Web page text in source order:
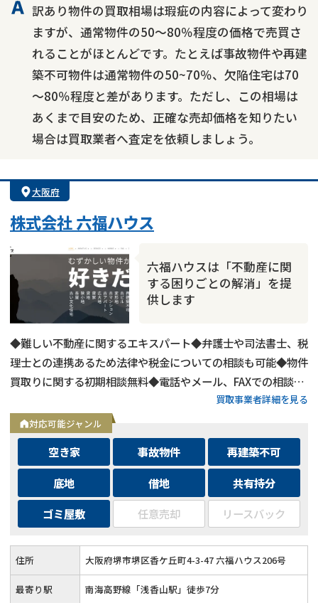
訳あり物件の買取相場は瑕疵の内容によって変わり
ますが、通常物件の50～80％程度の価格で売買さ
れることがほとんどです。たとえば事故物件や再建
築不可物件は通常物件の50~70％、欠陥住宅は70
～80％程度と差があります。ただし、この相場は
あくまで目安のため、正確な売却価格を知りたい
場合は買取業者へ査定を依頼しましょう。
大阪府
株式会社 六福ハウス
六福ハウスは「不動産に関
する困りごとの解消」を提
供します
◆難しい不動産に関するエキスパート◆弁護士や司法書士、税
理士との連携あるため法律や税金についての相談も可能◆物件
買取りに関する初期相談無料◆電話やメール、FAXでの相談可
買取事業者詳細を見る
対応可能ジャンル
空き家 事故物件
再建築不可
底地
借地
共有持分
ゴミ屋敷
任意売却 リースバック
住所 大阪府堺市堺区香ケ丘町4-3-47 六福ハウス206号
最寄り駅 南海高野線「浅香山駅」徒歩7分